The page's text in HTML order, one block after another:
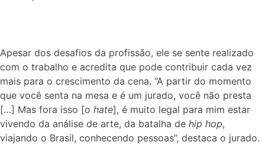
Apesar dos desafios da profissão, ele se sente realizado
com o trabalho e acredita que pode contribuir cada vez
mais para o crescimento da cena. “A partir do momento
que você senta na mesa e é um jurado, você não presta
[…] Mas fora isso [o hate], é muito legal para mim estar
vivendo da análise de arte, da batalha de hip hop,
viajando o Brasil, conhecendo pessoas”, destaca o jurado.